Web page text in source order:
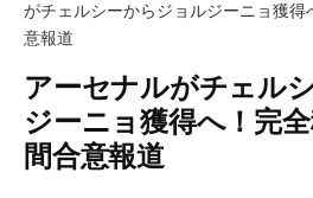
がチェルシーからジョルジーニョ獲得
意報道
アーセナルがチェル
ジーニョ獲得へ！完
間合意報道